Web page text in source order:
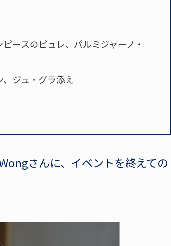
ースのピュレ、パルミジャーノ・
ジュ・グラ添え
さんに、イベントを終えての